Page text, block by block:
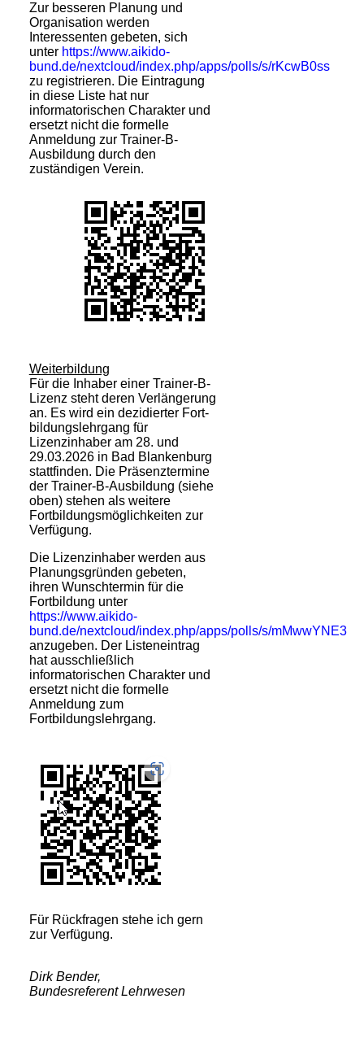
Zur besseren Planung und
Organisation werden
Interessenten gebeten, sich
unter https://www.aikido-
bund.de/nextcloud/index.php/apps/polls/s/rKcwB0ss
zu registrieren. Die Eintragung
in diese Liste hat nur
informatorischen Charakter und
ersetzt nicht die formelle
Anmeldung zur Trainer-B-
Ausbildung durch den
zuständigen Verein.
Weiterbildung
Für die Inhaber einer Trainer-B-
Lizenz steht deren Verlängerung
an. Es wird ein dezidierter Fort­
bildungs­lehrgang für
Lizenzinhaber am 28. und
29.03.2026 in Bad Blankenburg
stattfinden. Die Präsenztermine
der Trainer-B-Ausbildung (siehe
oben) stehen als weitere
Fortbildungsmöglichkeiten zur
Verfügung.
Die Lizenzinhaber werden aus
Planungsgründen gebeten,
ihren Wunschtermin für die
Fortbildung unter
https://www.aikido-
bund.de/nextcloud/index.php/apps/polls/s/mMwwYNE3
anzugeben. Der Listeneintrag
hat ausschließlich
informatorischen Charakter und
ersetzt nicht die formelle
Anmeldung zum
Fortbildungslehrgang.
Für Rückfragen stehe ich gern
zur Verfügung.
Dirk Bender,
Bundesreferent Lehrwesen